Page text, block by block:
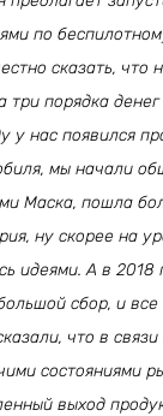
по
сказать, что
три порядка
у нас появился
мы начали
Маска, пошла
ну скорее на
идеями. А в 2018
сбор, и все
что в связи
состояниями
выход